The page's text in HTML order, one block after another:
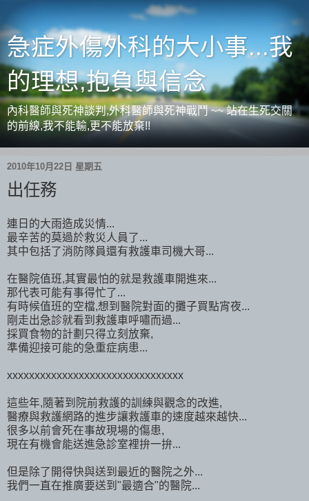
急症外傷外科的大小事...我
的理想,抱負與信念
內科醫師與死神談判,外科醫師與死神戰鬥 ~~ 站在生死交關
的前線,我不能輸,更不能放棄!!
2010年10月22日 星期五
出任務
連日的大雨造成災情...
最辛苦的莫過於救災人員了...
其中包括了消防隊員還有救護車司機大哥...
在醫院值班,其實最怕的就是救護車開進來...
那代表可能有事得忙了...
有時候值班的空檔,想到醫院對面的攤子買點宵夜...
剛走出急診就看到救護車呼嘯而過...
採買食物的計劃只得立刻放棄,
準備迎接可能的急重症病患...
xxxxxxxxxxxxxxxxxxxxxxxxxxxxxxxx
這些年,隨著到院前救護的訓練與觀念的改進,
醫療與救護網路的進步讓救護車的速度越來越快...
很多以前會死在事故現場的傷患,
現在有機會能送進急診室裡拚一拚...
但是除了開得快與送到最近的醫院之外...
我們一直在推廣要送到"最適合"的醫院...